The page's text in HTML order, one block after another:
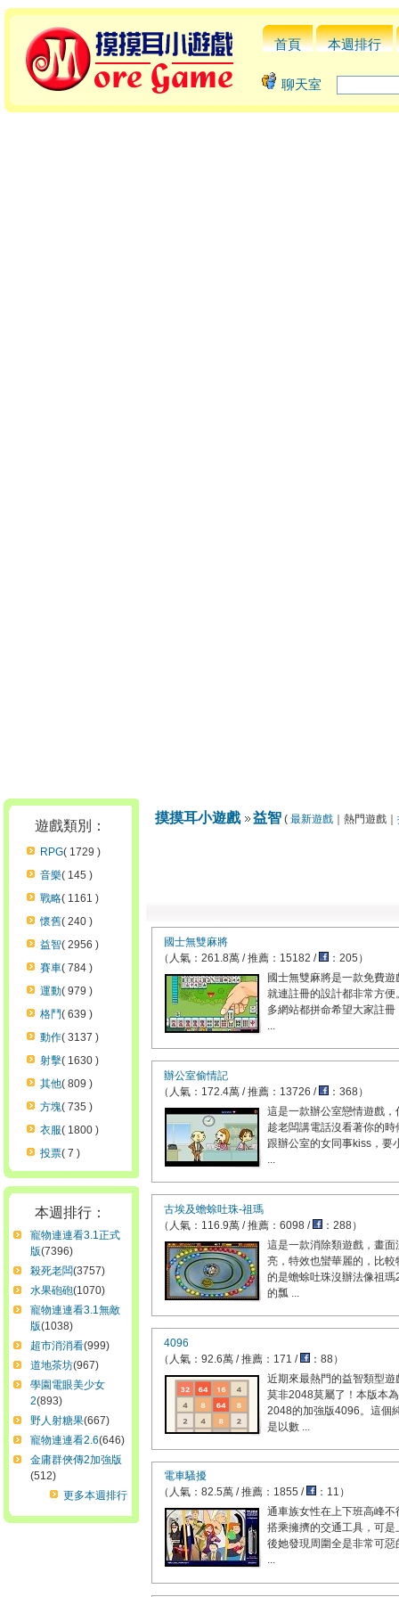
首頁 本週排行
聊天室
遊戲類別：
RPG( 1729 )
音樂( 145 )
戰略( 1161 )
懷舊( 240 )
益智( 2956 )
賽車( 784 )
運動( 979 )
格鬥( 639 )
動作( 3137 )
射擊( 1630 )
其他( 809 )
方塊( 735 )
衣服( 1800 )
投票( 7 )
本週排行：
寵物連連看3.1正式
版(7396)
殺死老闆(3757)
水果砲砲(1070)
寵物連連看3.1無敵
版(1038)
超市消消看(999)
道地茶坊(967)
學園電眼美少女
2(893)
野人射糖果(667)
寵物連連看2.6(646)
金庸群俠傳2加強版
(512)
更多本週排行
摸摸耳小遊戲 益智 (最新遊戲 ｜熱門遊戲｜
國士無雙麻將
（人氣：261.8萬 / 推薦：15182 /
：205）
國士無雙麻將是一款免費遊
就連註冊的設計都非常方便
多網站都拼命希望大家註冊
...
辦公室偷情記
（人氣：172.4萬 / 推薦：13726 /
：368）
這是一款辦公室戀情遊戲，
趁老闆講電話沒看著你的時
跟辦公室的女同事kiss，要
...
古埃及蟾蜍吐珠-祖瑪
（人氣：116.9萬 / 推薦：6098 /
：288）
這是一款消除類遊戲，畫面
亮，特效也蠻華麗的，比較
的是蟾蜍吐珠沒辦法像祖瑪
的瓢 ...
4096
（人氣：92.6萬 / 推薦：171 /
：88）
近期來最熱門的益智類型遊
莫非2048莫屬了！本版本為
2048的加強版4096。這個
是以數 ...
電車騷擾
（人氣：82.5萬 / 推薦：1855 /
：11）
通車族女性在上下班高峰不
搭乘擁擠的交通工具，可是
後她發現周圍全是非常可惡
...